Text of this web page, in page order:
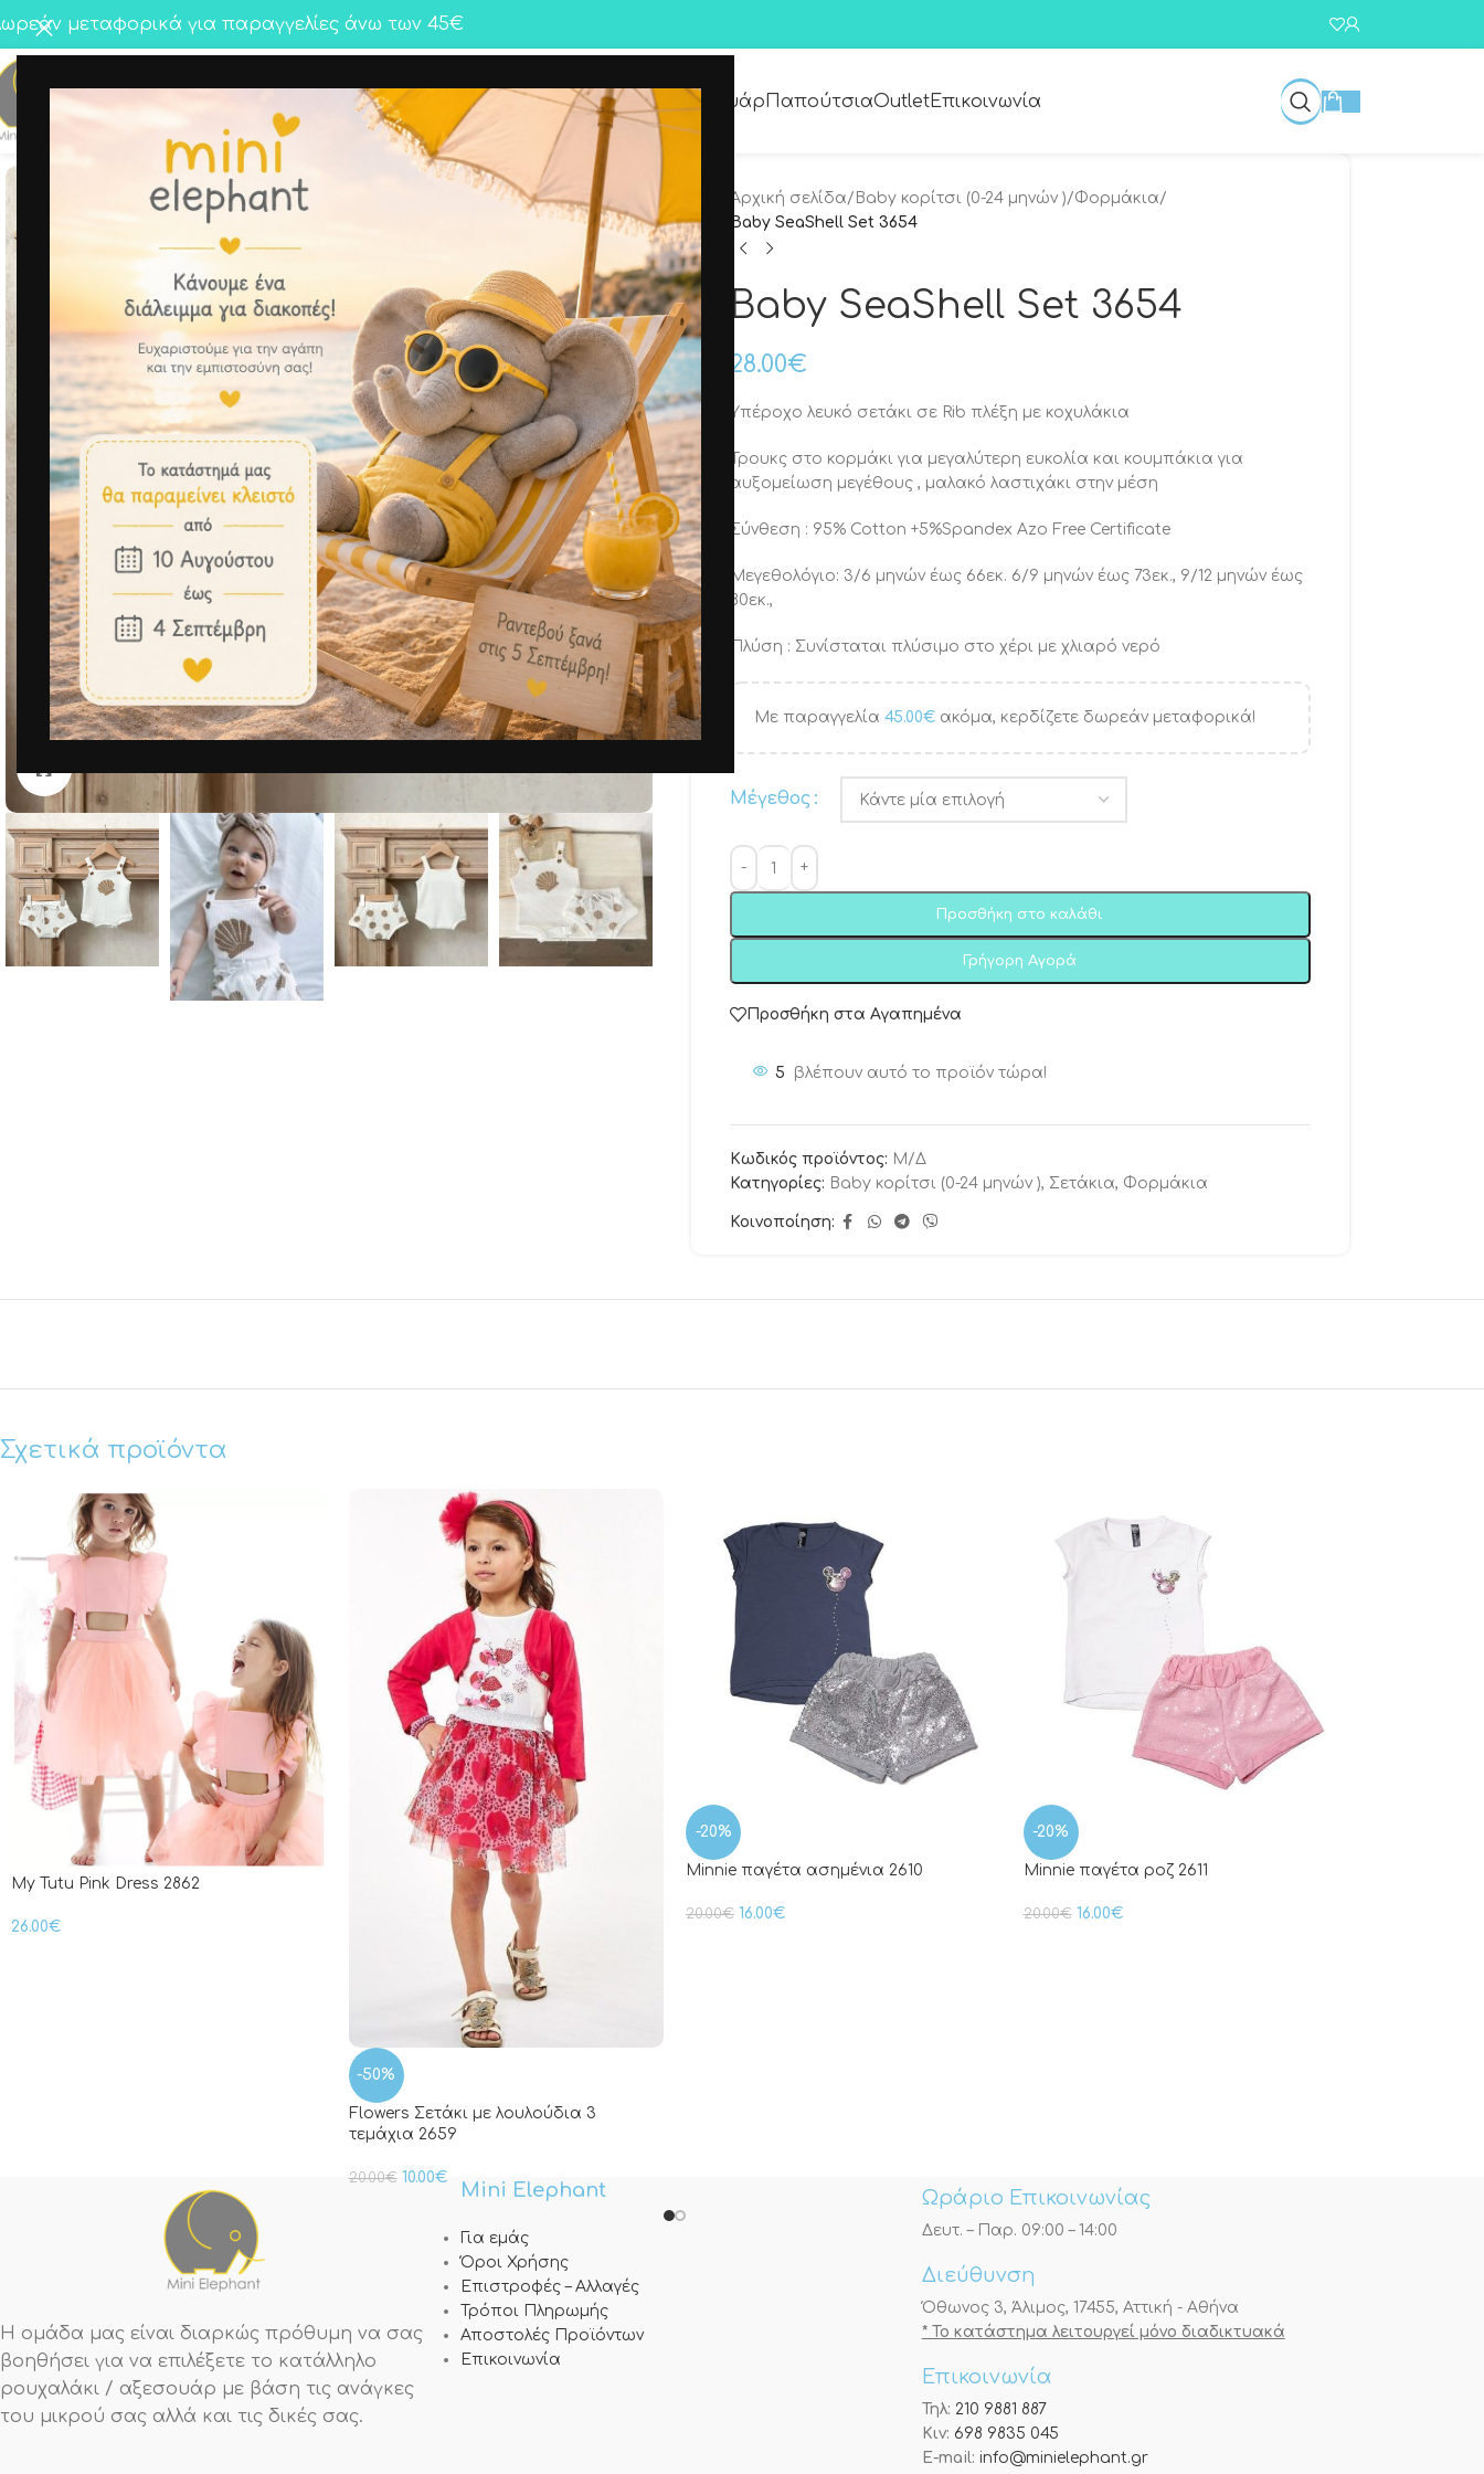
μεταφορικά για παραγγελίες άνω των 45€
ΚορίτσιΑγόρι Twins Premium Collection Αξεσουάρ ΠαπούτσιαOutletΕπικοινωνία
Αρχική σελίδα/ Baby κορίτσι (0-24 μηνών )/Φορμάκια/
Baby SeaShell Set 3654
Baby SeaShell Set 3654
28.00€
Υπέροχο λευκό σετάκι σε Rib πλέξη με κοχυλάκια
Τρουκς στο κορμάκι για μεγαλύτερη ευκολία και κουμπάκια για
αυξομείωση μεγέθους , μαλακό λαστιχάκι στην μέση
Σύνθεση : 95% Cotton +5%Spandex Azo Free Certificate
Μεγεθoλόγιο: 3/6 μηνών έως 66εκ. 6/9 μηνών έως 73εκ., 9/12 μηνών έως
80εκ.,
Πλύση : Συνίσταται πλύσιμο στο χέρι με χλιαρό νερό
Με παραγγελία 45.00€ακόμα, κερδίζετε δωρεάν μεταφορικά!
Μέγεθος
Προσθήκη στο καλάθι
Γρήγορη Αγορά
Προσθήκη στα Αγαπημένα
5 βλέπουν αυτό το προϊόν τώρα!
Κωδικός προϊόντος: Μ/Δ
Κατηγορίες: Baby κορίτσι (0-24 μηνών ), Σετάκια, Φορμάκια
Κοινοποίηση:
Σχετικά προϊόντα
My Tutu Pink Dress 2862
26.00€
-50%
Flowers Σετάκι με λουλούδια 3
τεμάχια 2659
20.00€ 10.00€
-20%
Minnie παγέτα ασημένια 2610
20.00€ 16.00€
-20%
Minnie παγέτα ροζ 2611
20.00€ 16.00€
Η ομάδα μας είναι διαρκώς πρόθυμη να σας
βοηθήσει για να επιλέξετε το κατάλληλο
ρουχαλάκι / αξεσουάρ με βάση τις ανάγκες
του μικρού σας αλλά και τις δικές σας.
Mini Elephant
Για εμάς
Όροι Χρήσης
Επιστροφές – Αλλαγές
Τρόποι Πληρωμής
Αποστολές Προϊόντων
Επικοινωνία
Ωράριο Επικοινωνίας
Δευτ. – Παρ. 09:00 – 14:00
Διεύθυνση
Όθωνος 3, Άλιμος, 17455, Αττική - Αθήνα
* Το κατάστημα λειτουργεί μόνο διαδικτυακά
Επικοινωνία
Τηλ: 210 9881 887
Κιν: 698 9835 045
E-mail: info@minielephant.gr